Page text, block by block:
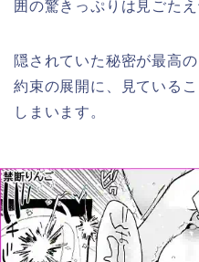
囲の驚きっぷりは見ごたえ
隠されていた秘密が最高
約束の展開に、見ている
しまいます。